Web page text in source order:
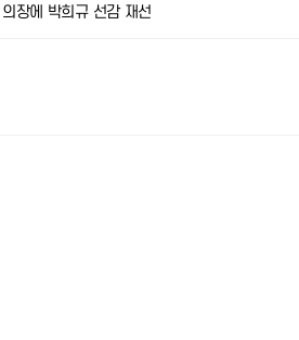
장에 박희규 선감 재선